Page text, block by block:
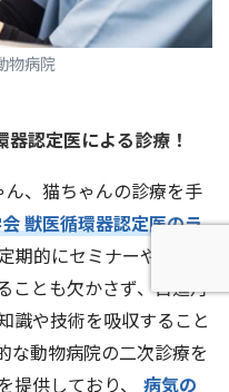
物病院
認定医による診療！
、猫ちゃんの診療を手
獣医循環器認定医のラ
期的にセミナーや経験豊
ことも欠かさず、日進月
識や技術を吸収すること
な動物病院の二次診療を
供しており、
病気の